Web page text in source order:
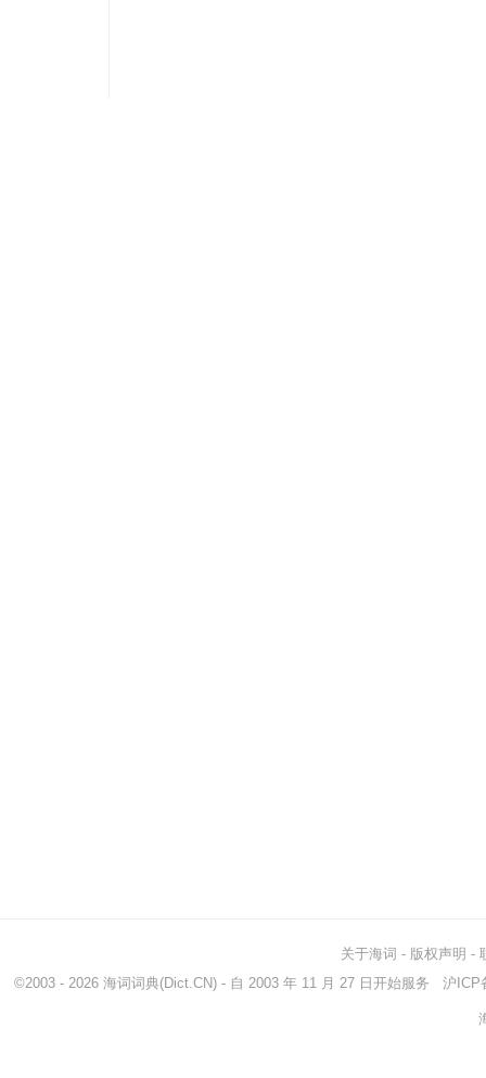
关于海词 - 版权声明 -
©2003 - 2026 海词词典(Dict.CN) - 自 2003 年 11 月 27 日开始服务 沪ICP